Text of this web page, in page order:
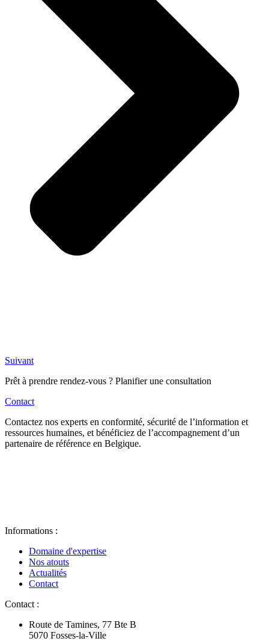
Suivant
Prêt à prendre rendez-vous ? Planifier une consultation
Contact
Contactez nos experts en conformité, sécurité de l’information et
ressources humaines, et bénéficiez de l’accompagnement d’un
partenaire de référence en Belgique.
Informations :
Domaine d'expertise
Nos atouts
Actualités
Contact
Contact :
Route de Tamines, 77 Bte B
5070 Fosses-la-Ville